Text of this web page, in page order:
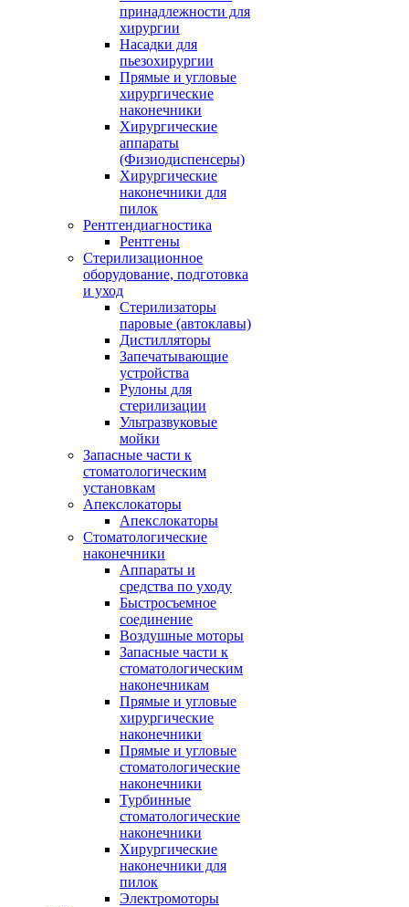
принадлежности для
хирургии
Насадки для
пьезохирургии
Прямые и угловые
хирургические
наконечники
Хирургические
аппараты
(Физиодиспенсеры)
Хирургические
наконечники для
пилок
Рентгендиагностика
Рентгены
Стерилизационное
оборудование, подготовка
и уход
Стерилизаторы
паровые (автоклавы)
Дистилляторы
Запечатывающие
устройства
Рулоны для
стерилизации
Ультразвуковые
мойки
Запасные части к
стоматологическим
установкам
Апекслокаторы
Апекслокаторы
Стоматологические
наконечники
Аппараты и
средства по уходу
Быстросъемное
соединение
Воздушные моторы
Запасные части к
стоматологическим
наконечникам
Прямые и угловые
хирургические
наконечники
Прямые и угловые
стоматологические
наконечники
Турбинные
стоматологические
наконечники
Хирургические
наконечники для
пилок
Электромоторы